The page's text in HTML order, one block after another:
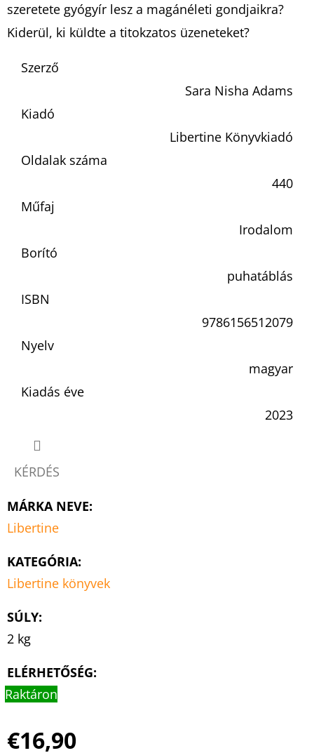
szeretete gyógyír lesz a magánéleti gondjaikra?
Kiderül, ki küldte a titokzatos üzeneteket?
Szerző
Sara Nisha Adams
Kiadó
Libertine Könyvkiadó
Oldalak száma
440
Műfaj
Irodalom
Borító
puhatáblás
ISBN
9786156512079
Nyelv
magyar
Kiadás éve
2023
KÉRDÉS
MÁRKA NEVE:
Libertine
KATEGÓRIA:
Libertine könyvek
SÚLY:
2 kg
ELÉRHETŐSÉG:
Raktáron
€16,90